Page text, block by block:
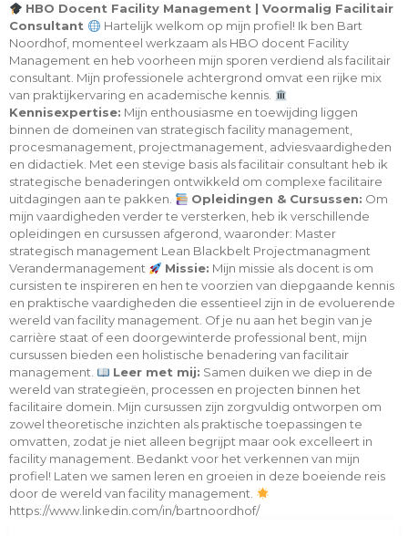
HBO Docent Facility Management | Voormalig Facilitair
Consultant
Hartelijk welkom op mijn profiel! Ik ben Bart
Noordhof, momenteel werkzaam als HBO docent Facility
Management en heb voorheen mijn sporen verdiend als facilitair
consultant. Mijn professionele achtergrond omvat een rijke mix
van praktijkervaring en academische kennis.
Kennisexpertise: Mijn enthousiasme en toewijding liggen
binnen de domeinen van strategisch facility management,
procesmanagement, projectmanagement, adviesvaardigheden
en didactiek. Met een stevige basis als facilitair consultant heb ik
strategische benaderingen ontwikkeld om complexe facilitaire
uitdagingen aan te pakken.
Opleidingen & Cursussen: Om
mijn vaardigheden verder te versterken, heb ik verschillende
opleidingen en cursussen afgerond, waaronder: Master
strategisch management Lean Blackbelt Projectmanagment
Verandermanagement
Missie: Mijn missie als docent is om
cursisten te inspireren en hen te voorzien van diepgaande kennis
en praktische vaardigheden die essentieel zijn in de evoluerende
wereld van facility management. Of je nu aan het begin van je
carrière staat of een doorgewinterde professional bent, mijn
cursussen bieden een holistische benadering van facilitair
management.
Leer met mij: Samen duiken we diep in de
wereld van strategieën, processen en projecten binnen het
facilitaire domein. Mijn cursussen zijn zorgvuldig ontworpen om
zowel theoretische inzichten als praktische toepassingen te
omvatten, zodat je niet alleen begrijpt maar ook excelleert in
facility management. Bedankt voor het verkennen van mijn
profiel! Laten we samen leren en groeien in deze boeiende reis
door de wereld van facility management.
https://www.linkedin.com/in/bartnoordhof/